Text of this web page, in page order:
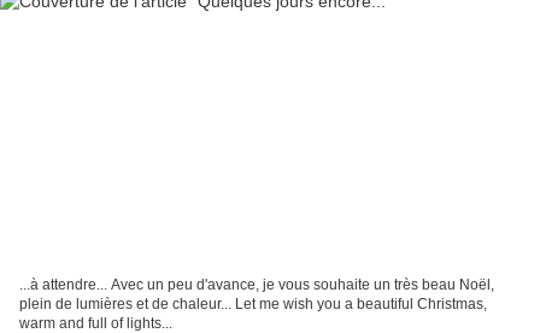
...à attendre... Avec un peu d'avance, je vous souhaite un très beau Noël,
plein de lumières et de chaleur... Let me wish you a beautiful Christmas,
warm and full of lights...